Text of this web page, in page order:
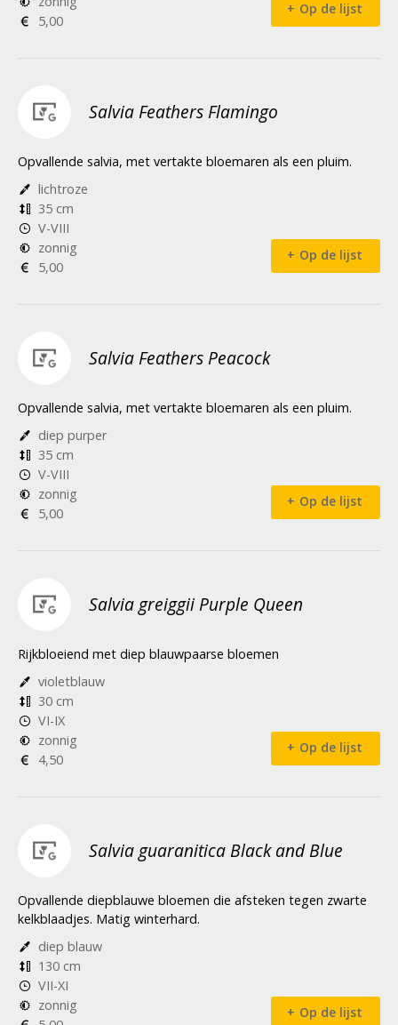
5,00
Op de lijst
Salvia Feathers Flamingo
Opvallende salvia, met vertakte bloemaren als een pluim.
lichtroze
35 cm
V-VIII
zonnig
5,00
Op de lijst
Salvia Feathers Peacock
Opvallende salvia, met vertakte bloemaren als een pluim.
diep purper
35 cm
V-VIII
zonnig
5,00
Op de lijst
Salvia greiggii Purple Queen
Rijkbloeiend met diep blauwpaarse bloemen
violetblauw
30 cm
VI-IX
zonnig
4,50
Op de lijst
Salvia guaranitica Black and Blue
Opvallende diepblauwe bloemen die afsteken tegen zwarte
kelkblaadjes. Matig winterhard.
diep blauw
130 cm
VII-XI
zonnig
Op de lijst